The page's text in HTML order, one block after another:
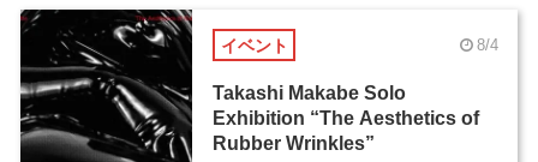
イベント 8/4
Takashi Makabe Solo
Exhibition “The Aesthetics of
Rubber Wrinkles”